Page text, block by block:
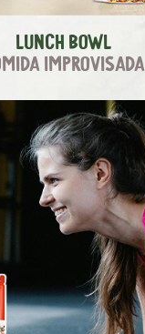
Lunch Bowl
improvisada